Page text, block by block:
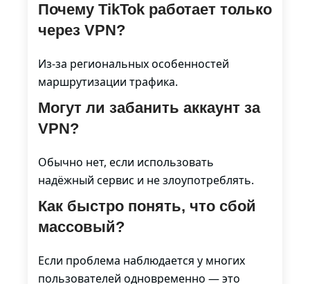
Почему TikTok работает только
через VPN?
Из-за региональных особенностей
маршрутизации трафика.
Могут ли забанить аккаунт за
VPN?
Обычно нет, если использовать
надёжный сервис и не злоупотреблять.
Как быстро понять, что сбой
массовый?
Если проблема наблюдается у многих
пользователей одновременно — это